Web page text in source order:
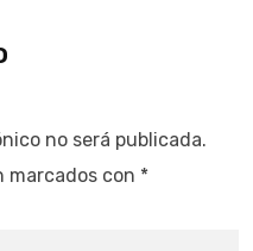
no será publicada.
marcados con *